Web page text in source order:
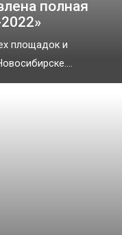
полная
площадок и